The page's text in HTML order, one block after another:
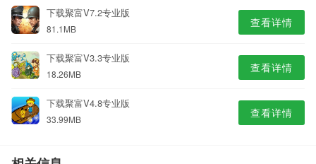
下载聚富V7.2专业版
81.1MB 查看详情
下载聚富V3.3专业版
18.26MB 查看详情
下载聚富V4.8专业版
33.99MB 查看详情